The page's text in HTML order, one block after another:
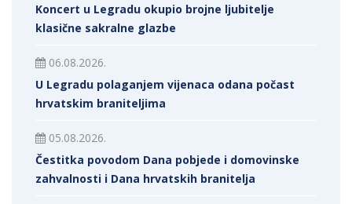
Koncert u Legradu okupio brojne ljubitelje
klasične sakralne glazbe
06.08.2026.
U Legradu polaganjem vijenaca odana počast
hrvatskim braniteljima
05.08.2026.
Čestitka povodom Dana pobjede i domovinske
zahvalnosti i Dana hrvatskih branitelja